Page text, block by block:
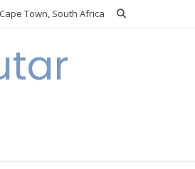
Cape Town, South Africa